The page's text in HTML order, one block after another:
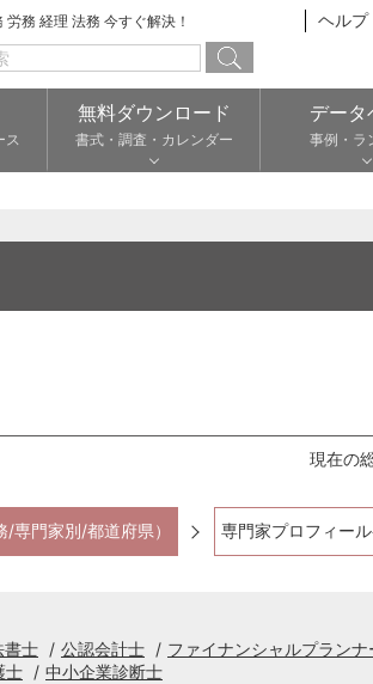
務 経理 法務 今すぐ解決！ ヘルプ
ス
無料ダウンロード
書式・調査・カレンダー
データ
事例・ラ
現在の
専門家別/都道府県） 専門家プロフィー
書士 公認会計士
ファイナンシャルプランナ
士
中小企業診断士